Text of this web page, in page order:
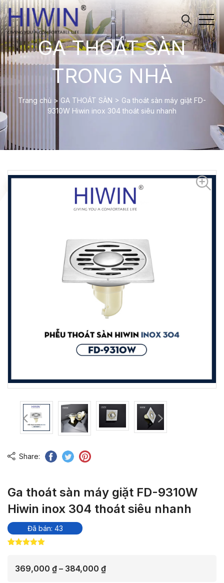
GA THOÁT SÀN
TRONG NHÀ
Trang chủ > GA THOÁT SÀN > Ga thoát sàn máy giặt FD-
9310W Hiwin inox 304 thoát siêu nhanh
Share:
Ga thoát sàn máy giặt FD-9310W
Hiwin inox 304 thoát siêu nhanh
Đã bán: 43
đánh giá
369,000 ₫ – 384,000 ₫Khoảng